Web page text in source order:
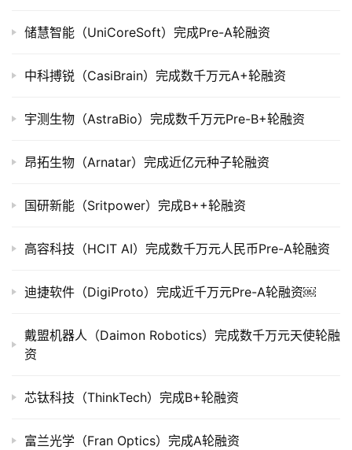
上
投
据
创
学
院
储慧智能（UniCoreSoft）完成Pre-A轮融资
中科搏锐（CasiBrain）完成数千万元A+轮融资
宇测生物（AstraBio）完成数千万元Pre-B+轮融资
昂拓生物（Arnatar）完成近亿元种子轮融资
国研新能（Sritpower）完成B++轮融资
高容科技（HCIT AI）完成数千万元人民币Pre-A轮融资
迪捷软件（DigiProto）完成近千万元Pre-A轮融资￼
戴盟机器人（Daimon Robotics）完成数千万元天使轮融
资
芯钛科技（ThinkTech）完成B+轮融资
富兰光学（Fran Optics）完成A轮融资